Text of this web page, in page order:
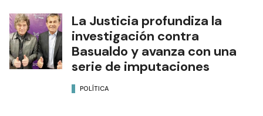
La Justicia profundiza la
investigación contra
Basualdo y avanza con una
serie de imputaciones
POLÍTICA